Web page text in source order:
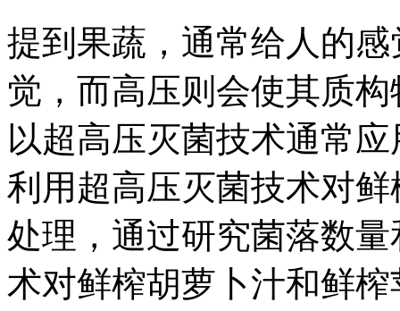
提到果蔬，通常给人的
觉，而高压则会使其质
以超高压灭菌技术通常
利用超高压灭菌技术对
处理，通过研究菌落数
术对鲜榨胡萝卜汁和鲜